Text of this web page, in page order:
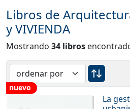
Libros de
y VIVIENDA
Mostrando 34 libros
nuevo
La